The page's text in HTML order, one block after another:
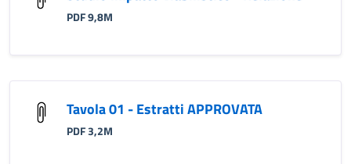
PDF 9,8M
Tavola 01 - Estratti APPROVATA
PDF 3,2M